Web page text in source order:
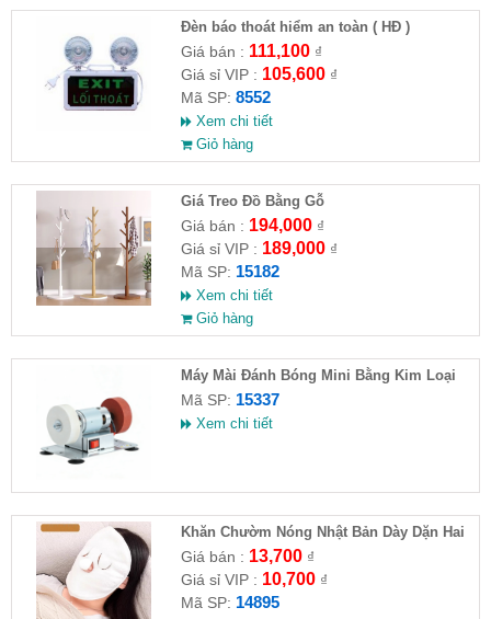
Đèn báo thoát hiểm an toàn ( HĐ )
Giá bán : 111,100₫
Giá sỉ VIP : 105,600₫
Mã SP: 8552
Xem chi tiết
Giỏ hàng
Giá Treo Đồ Bằng Gỗ
Giá bán : 194,000₫
Giá sỉ VIP : 189,000₫
Mã SP: 15182
Xem chi tiết
Giỏ hàng
Máy Mài Đánh Bóng Mini Bằng Kim Loại
Mã SP: 15337
Xem chi tiết
Khăn Chườm Nóng Nhật Bản Dày Dặn Hai
Lớp
Giá bán : 13,700₫
Giá sỉ VIP : 10,700₫
Mã SP: 14895